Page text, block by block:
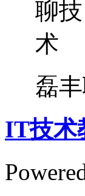
磊
IT技术